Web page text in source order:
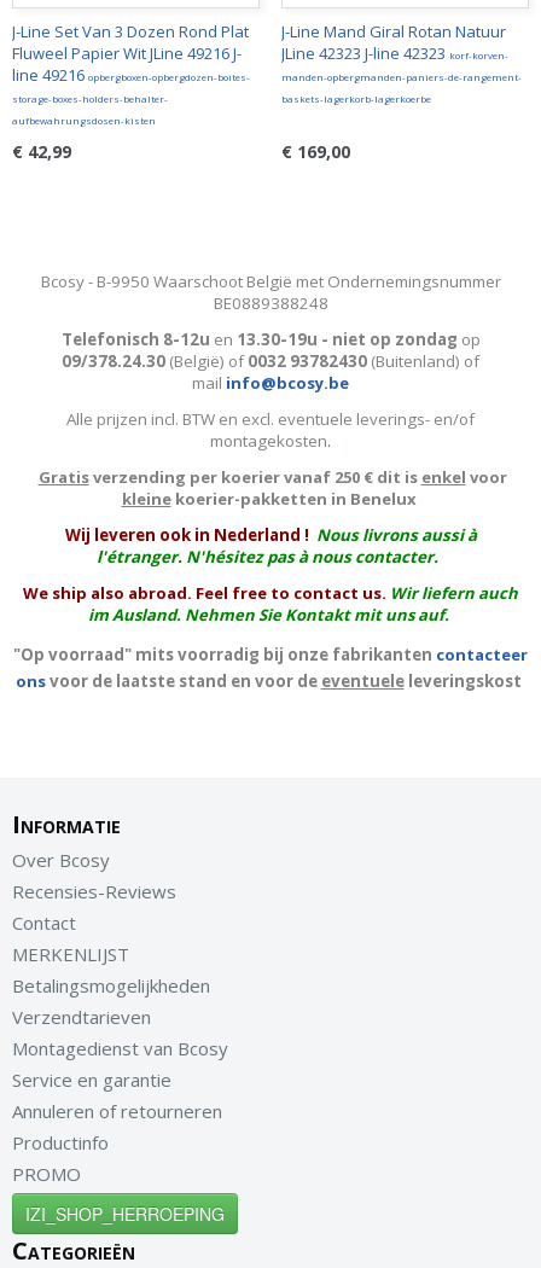
J-Line Set Van 3 Dozen Rond Plat
Fluweel Papier Wit JLine 49216 J-
line 49216 opbergboxen-opbergdozen-boites-
storage-boxes-holders-behalter-
aufbewahrungsdosen-kisten
€ 42,99
J-Line Mand Giral Rotan Natuur
JLine 42323 J-line 42323 korf-korven-
manden-opbergmanden-paniers-de-rangement-
baskets-lagerkorb-lagerkoerbe
€ 169,00
Bcosy - B-9950 Waarschoot België met Ondernemingsnummer
BE0889388248
Telefonisch 8-12u en 13.30-19u - niet op zondag op
09/378.24.30 (België) of0032 93782430 (Buitenland) of
mail info@bcosy.be
Alle prijzen incl. BTW en excl. eventuele leverings- en/of
montagekosten.
Gratisverzending per koerier vanaf 250 € dit is enkel voor
kleinekoerier-pakketten in Benelux
Wij leveren ook in Nederland ! Nous livrons aussi à
l'étranger. N'hésitez pas à nous contacter.
We ship also abroad. Feel free to contact us. Wir liefern auch
im Ausland. Nehmen Sie Kontakt mit uns auf.
"Op voorraad" mits voorradig bij onze fabrikanten contacteer
onsvoor de laatste stand en voor de eventueleleveringskost
Informatie
Over Bcosy
Recensies-Reviews
Contact
MERKENLIJST
Betalingsmogelijkheden
Verzendtarieven
Montagedienst van Bcosy
Service en garantie
Annuleren of retourneren
Productinfo
PROMO
IZI_SHOP_HERROEPING
Categorieën